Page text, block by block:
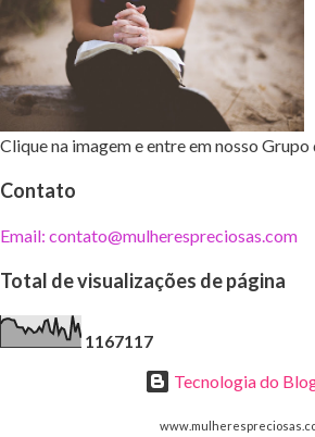
Clique na imagem e entre em nosso
Contato
Email: contato@mulherespreciosas.com
Total de visualizações de página
1167117
Tecnologia do